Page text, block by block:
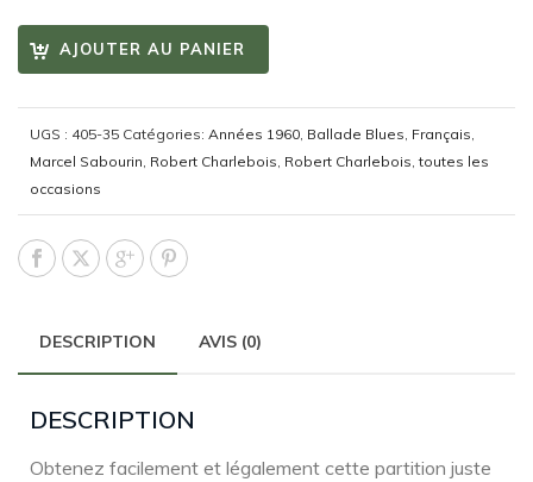
AJOUTER AU PANIER
UGS : 405-35 Catégories: Années 1960, Ballade Blues, Français,
Marcel Sabourin, Robert Charlebois, Robert Charlebois,toutes les
occasions
DESCRIPTION AVIS (0)
DESCRIPTION
Obtenez facilement et légalement cette partition juste